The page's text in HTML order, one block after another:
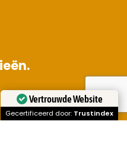
Vertrouwde Website
Gecertificeerd door: Trustindex